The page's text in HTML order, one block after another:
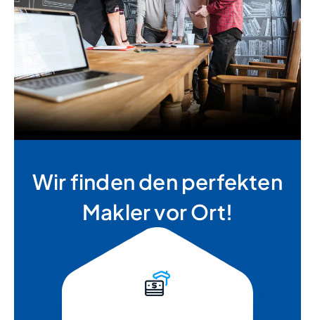
Wir finden den perfekten
Makler vor Ort!